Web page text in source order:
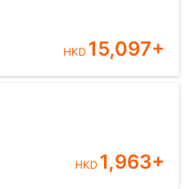
HKD 15,097+
HKD 1,963+